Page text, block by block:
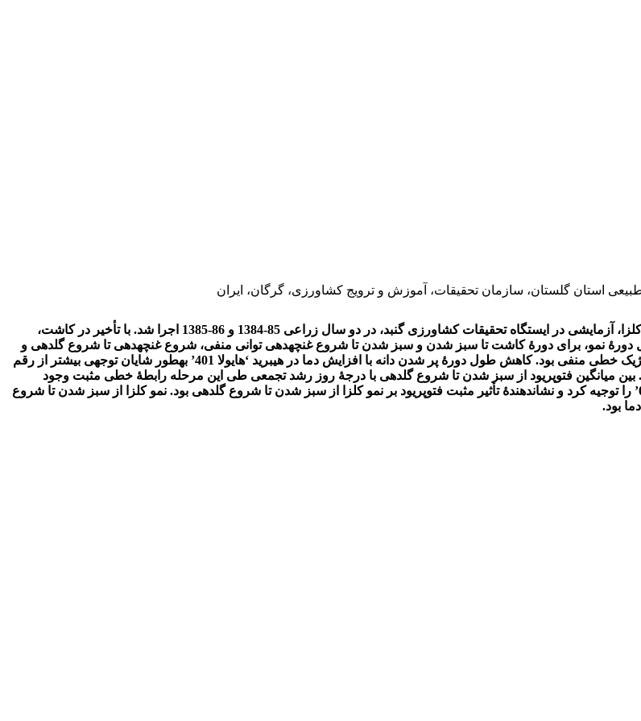
استان گلستان، سازمان تحقیقات، آموزش و ترویج کشاورزی، گرگان، ایران
به­منظور بررسی تأثیر دما و فتوپریود بر سرعت نمو مراحل مختلف رویشی و زایشی کلزا، آزمایشی در ایستگاه تحقیقات کشاورزی گنبد، در دو سال زراعی 85-1384 و 86-1385 اجرا شد. با تأخیر در کاشت،
نمو، برای دورۀ کاشت تا سبز شدن و سبز شدن تا شروع غنچه­دهی توانی منفی، شروع غنچه­دهی تا شروع گلدهی و
شروع گلدهی تا شروع پر شدن دانه درجۀ 2 و شروع پر شدن دانه تا رسیدگی فیزیولوژیک خطی منفی بود. کاهش طول دورۀ پر شدن دانه با افزایش دما در هیبرید ‘هایولا 401’ به­طور شایان توجهی بیشتر از رقم
واکنش بیشتر نمو هیبرید ‘هایولا401’ نسبت به دما بود. بین میانگین فتوپریود از سبز شدن تا شروع گلدهی با درجۀ روز رشد تجمعی طی این مرحله رابطۀ خطی مثبت وجود
داشت که به­ترتیب 68 و 74 درصد از تغییرات در هیبرید ‘هایولا401’ و رقم ‘آرجی­اس003’ را توجیه کرد و نشان­دهندۀ تأثیر مثبت فتوپریود بر نمو کلزا از سبز شدن تا شروع گلدهی بود. نمو کلزا از سبز شدن تا شروع
بود.